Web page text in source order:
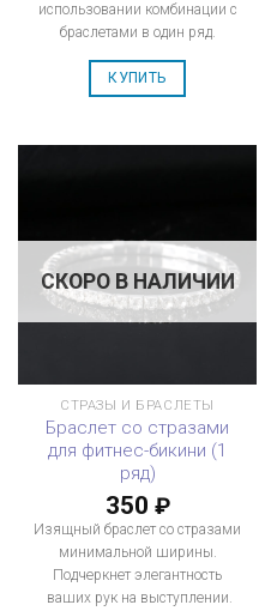
использовании комбинации с
браслетами в один ряд.
КУПИТЬ
СКОРО В НАЛИЧИИ
СТРАЗЫ И БРАСЛЕТЫ
Браслет со стразами
для фитнес-бикини (1
ряд)
350 ₽
Изящный браслет со стразами
минимальной ширины.
Подчеркнет элегантность
ваших рук на выступлении.